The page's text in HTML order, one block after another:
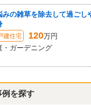
みの雑草を除去して過ごし
建住宅 120万円
・ガーデニング
例を探す